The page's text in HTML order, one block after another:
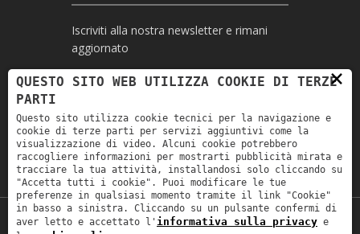
Iscriviti alla nostra newsletter e rimani
aggiornato
Ho letto l'informativa e autorizzo il
trattamento dei miei dati personali per le
finalità ivi indicate *
Copyright © 2019Astrolabio. P.IVA:
×
QUESTO SITO WEB UTILIZZA COOKIE DI TERZE
PARTI
Questo sito utilizza cookie tecnici per la navigazione e
cookie di terze parti per servizi aggiuntivi come la
visualizzazione di video. Alcuni cookie potrebbero
raccogliere informazioni per mostrarti pubblicità mirata e
tracciare la tua attività, installandosi solo cliccando su
"Accetta tutti i cookie". Puoi modificare le tue
preferenze in qualsiasi momento tramite il link "Cookie"
in basso a sinistra. Cliccando su un pulsante confermi di
aver letto e accettato l' informativa sulla privacy e